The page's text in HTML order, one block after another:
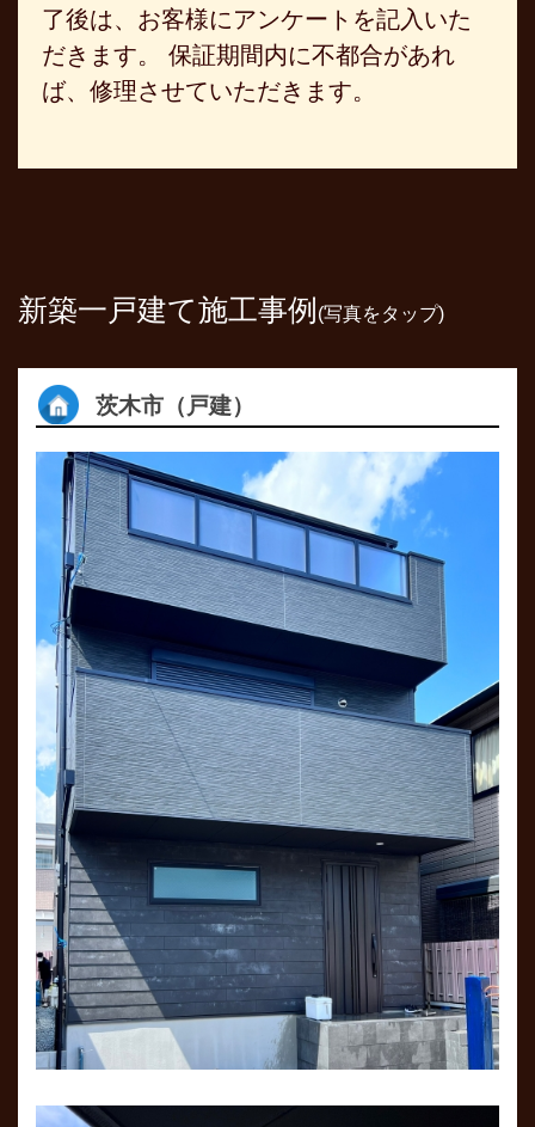
了後は、お客様にアンケートを記入いた
だきます。 保証期間内に不都合があれ
ば、修理させていただきます。
新築一戸建て施工事例 (写真をタップ)
茨木市（戸建）